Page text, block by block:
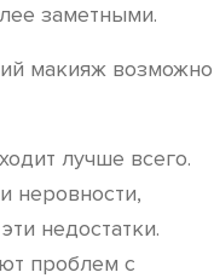
заметными.
лучше всего.
неровности,
недостатки.
проблем с